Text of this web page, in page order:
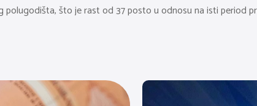
polugodišta, što je rast od 37 posto u odnosu na isti period